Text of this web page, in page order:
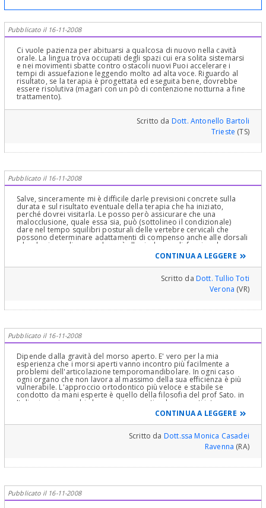
Pubblicato il 16-11-2008
Ci vuole pazienza per abituarsi a qualcosa di nuovo nella cavità
orale. La lingua trova occupati degli spazi cui era solita sistemarsi
e nei movimenti sbatte contro ostacoli nuovi Puoi accelerare i
tempi di assuefazione leggendo molto ad alta voce. Riguardo al
risultato, se la terapia è progettata ed eseguita bene, dovrebbe
essere risolutiva (magari con un pò di contenzione notturna a fine
trattamento).
Scritto da Dott. Antonello Bartoli
Trieste (TS)
Pubblicato il 16-11-2008
Salve, sinceramente mi è difficile darle previsioni concrete sulla
durata e sul risultato eventuale della terapia che ha iniziato,
perché dovrei visitarla. Le posso però assicurare che una
malocclusione, quale essa sia, può (sottolineo il condizionale)
dare nel tempo squilibri posturali delle vertebre cervicali che
possono determinare adattamenti di compenso anche alle dorsali
e lombari, predisponendo così alla sindrome disfunzionale
posturale. Questa situazione può manifestarsi con dolori e
disfunzioni sia cranio cervicali che dorso lombari. Lei ora è molto
giovane ma...il tempo passa, quindi le consiglio di sopportare e
CONTINUA A LEGGERE
Scritto da Dott. Tullio Toti
Verona (VR)
Pubblicato il 16-11-2008
Dipende dalla gravità del morso aperto. E' vero per la mia
esperienza che i morsi aperti vanno incontro più facilmente a
problemi dell'articolazione temporomandibolare. In ogni caso
ogni organo che non lavora al massimo della sua efficienza è più
vulnerabile. L'approccio ortodontico più veloce e stabile se
condotto da mani esperte è quello della filosofia del prof Sato. in
Italia siamo in pochi al momento a praticarla, ma se ti interessa
conosco un dentista di Agrigento. La terapia che sta
intraprendendo è comunque corretta perchè allargando il palato
la lingua ha modo di avere più spazio e quindi è più facile poi
rieducarla. Bisogna solo controllare se il morso aperto è di natura
CONTINUA A LEGGERE
Scritto da Dott.ssa Monica Casadei
Ravenna (RA)
Pubblicato il 16-11-2008